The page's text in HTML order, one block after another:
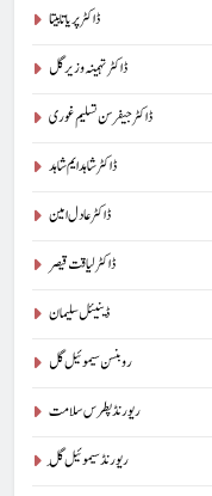
ڈاکٹر پریا تابیتا
ڈاکٹر تہمینہ وزیر گل
ڈاکٹر جیفرسن تسلیم غوری
ڈاکٹر شاہد ایم شاہد
ڈاکٹر عادل امین
ڈاکٹر لیاقت قیصر
ڈینیئل سلیمان
روبنسن سیموئیل گل
ریورنڈ پطرس سلامت
ریورنڈ سیموئیل گِل